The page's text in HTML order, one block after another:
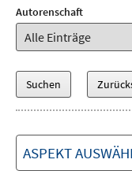
Autorenschaft
ASPEKT